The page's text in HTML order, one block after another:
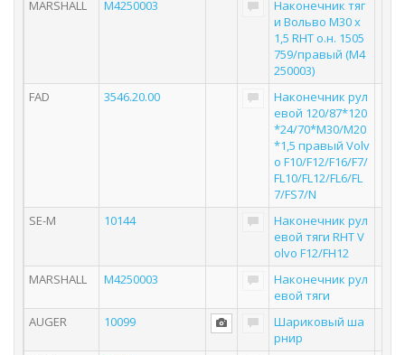
MARSHALL
M4250003
Наконечник тяг
и Вольво M30 x
1,5 RHT о.н. 1505
759/правый (M4
250003)
FAD
3546.20.00
Наконечник рул
евой 120/87*120
*24/70*M30/M20
*1,5 правый Volv
o F10/F12/F16/F7/
FL10/FL12/FL6/FL
7/FS7/N
SE-M
10144
Наконечник рул
евой тяги RHT V
olvo F12/FH12
MARSHALL
M4250003
Наконечник рул
евой тяги
AUGER
10099
Шариковый ша
рнир